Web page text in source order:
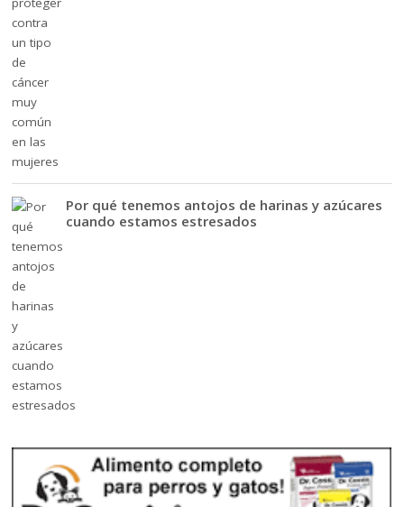
Por qué tenemos antojos de harinas y azúcares
cuando estamos estresados